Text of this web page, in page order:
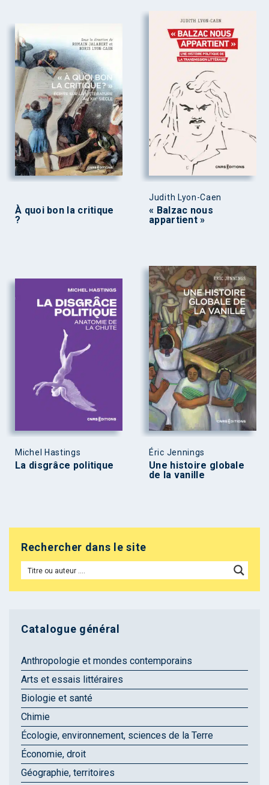
À quoi bon la critique
?
Judith Lyon-Caen
« Balzac nous
appartient »
Michel Hastings
La disgrâce politique
Éric Jennings
Une histoire globale
de la vanille
Rechercher dans le site
Catalogue général
Anthropologie et mondes contemporains
Arts et essais littéraires
Biologie et santé
Chimie
Écologie, environnement, sciences de la Terre
Économie, droit
Géographie, territoires